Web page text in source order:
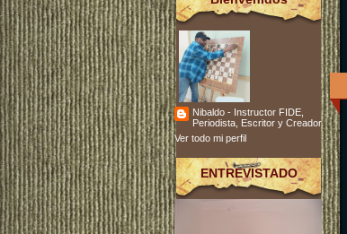
Nibaldo - Instructor FIDE,
Periodista, Escritor y Creador
Ver todo mi perfil
ENTREVISTADO